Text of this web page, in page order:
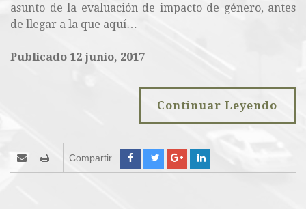
asunto de la evaluación de impacto de género, antes
de llegar a la que aquí…
Publicado 12 junio, 2017
Continuar Leyendo
Compartir